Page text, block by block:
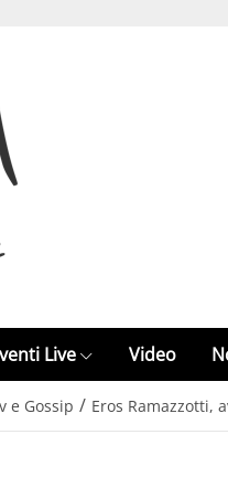
Live Video
e Gossip / Eros Ramazzotti,